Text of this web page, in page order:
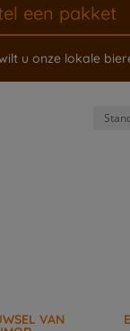
een pakket
u onze lokale
VAN